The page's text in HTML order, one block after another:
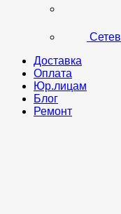
Доставка
Оплата
Юр.лицам
Блог
Ремонт